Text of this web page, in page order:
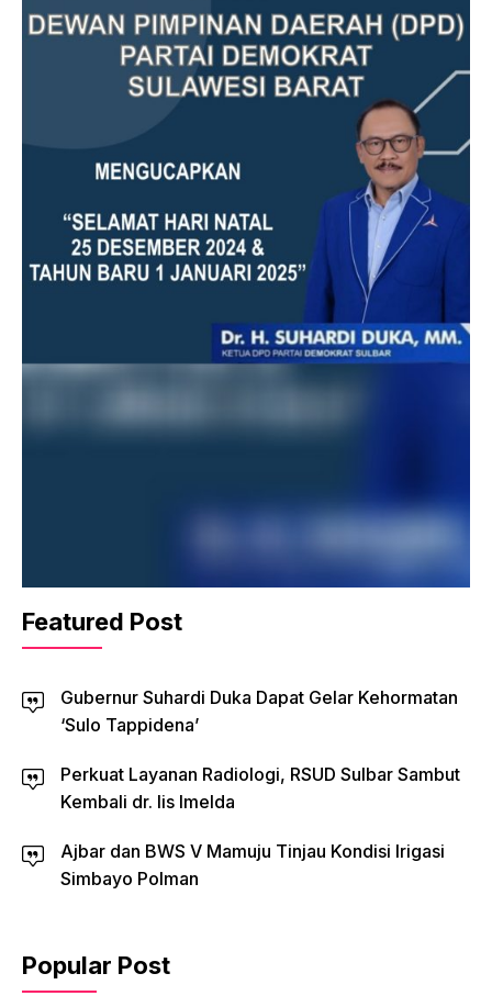
Featured Post
Gubernur Suhardi Duka Dapat Gelar Kehormatan
‘Sulo Tappidena’
Perkuat Layanan Radiologi, RSUD Sulbar Sambut
Kembali dr. Iis Imelda
Ajbar dan BWS V Mamuju Tinjau Kondisi Irigasi
Simbayo Polman
Popular Post